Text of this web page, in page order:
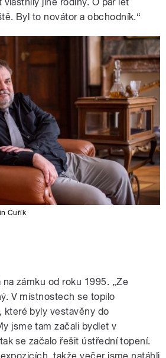
Byl to novátor a obchodník.“
Čuřík
zámku od roku 1995. „Ze
V místnostech se topilo
které byly vestavěny do
jsme tam začali bydlet v
se začalo řešit ústřední topení.